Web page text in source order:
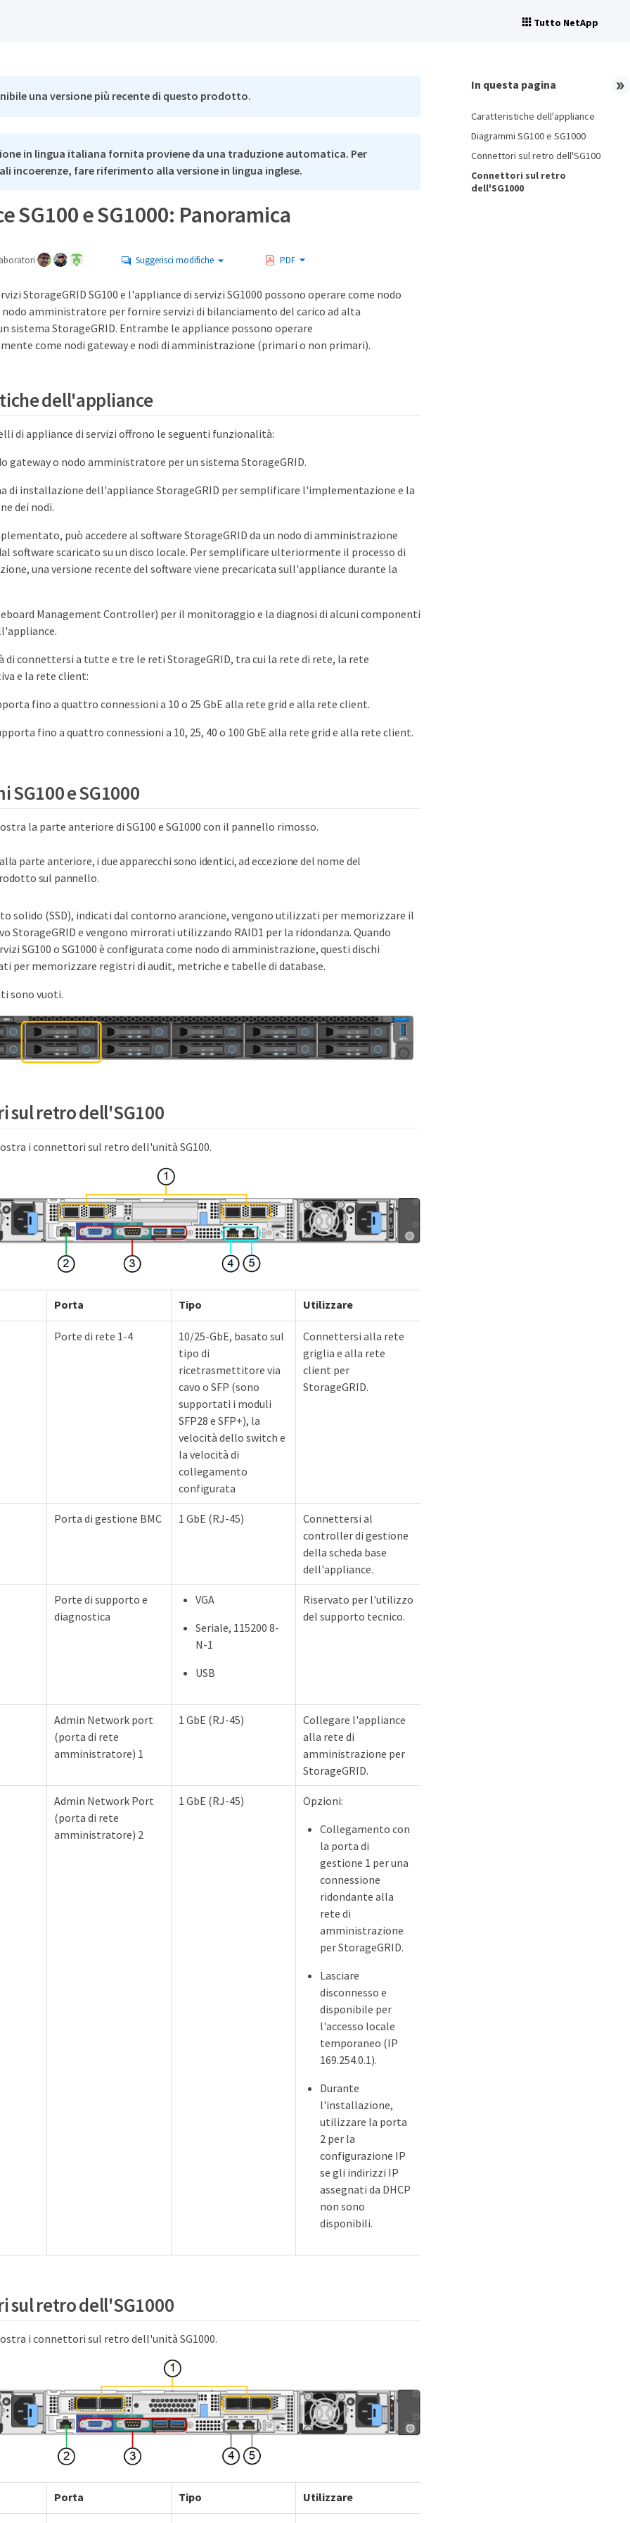
Tutto NetApp
una versione più recente di questo prodotto.
in lingua italiana fornita proviene da una traduzione automatica. Per
incoerenze, fare riferimento alla versione in lingua inglese.
SG100 e SG1000: Panoramica
Suggerisci modifiche PDF
StorageGRID SG100 e l'appliance di servizi SG1000 possono operare come nodo
nodo amministratore per fornire servizi di bilanciamento del carico ad alta
sistema StorageGRID. Entrambe le appliance possono operare
come nodi gateway e nodi di amministrazione (primari o non primari).
dell'appliance
di appliance di servizi offrono le seguenti funzionalità:
gateway o nodo amministratore per un sistema StorageGRID.
di installazione dell'appliance StorageGRID per semplificare l'implementazione e la
dei nodi.
può accedere al software StorageGRID da un nodo di amministrazione
software scaricato su un disco locale. Per semplificare ulteriormente il processo di
una versione recente del software viene precaricata sull'appliance durante la
Management Controller) per il monitoraggio e la diagnosi di alcuni componenti
di connettersi a tutte e tre le reti StorageGRID, tra cui la rete di rete, la rete
e la rete client:
fino a quattro connessioni a 10 o 25 GbE alla rete grid e alla rete client.
fino a quattro connessioni a 10, 25, 40 o 100 GbE alla rete grid e alla rete client.
SG100 e SG1000
la parte anteriore di SG100 e SG1000 con il pannello rimosso.
parte anteriore, i due apparecchi sono identici, ad eccezione del nome del
sul pannello.
solido (SSD), indicati dal contorno arancione, vengono utilizzati per memorizzare il
StorageGRID e vengono mirrorati utilizzando RAID1 per la ridondanza. Quando
SG100 o SG1000 è configurata come nodo di amministrazione, questi dischi
per memorizzare registri di audit, metriche e tabelle di database.
sono vuoti.
sul retro dell'SG100
i connettori sul retro dell'unità SG100.
Porta Tipo Utilizzare
Porte di rete 1-4
10/25-GbE, basato sul
tipo di
ricetrasmettitore via
cavo o SFP (sono
supportati i moduli
SFP28 e SFP+), la
velocità dello switch e
la velocità di
collegamento
configurata
Connettersi alla rete
griglia e alla rete
client per
StorageGRID.
Porta di gestione BMC 1 GbE (RJ-45)
Connettersi al
controller di gestione
della scheda base
dell'appliance.
Porte di supporto e
diagnostica
VGA
Seriale, 115200 8-
N-1
USB
Riservato per l'utilizzo
del supporto tecnico.
Admin Network port
(porta di rete
amministratore) 1
1 GbE (RJ-45)
Collegare l'appliance
alla rete di
amministrazione per
StorageGRID.
Admin Network Port
(porta di rete
amministratore) 2
1 GbE (RJ-45)
Opzioni:
Collegamento con
la porta di
gestione 1 per una
connessione
ridondante alla
rete di
amministrazione
per StorageGRID.
Lasciare
disconnesso e
disponibile per
l'accesso locale
temporaneo (IP
169.254.0.1).
Durante
l'installazione,
utilizzare la porta
2 per la
configurazione IP
se gli indirizzi IP
assegnati da DHCP
non sono
disponibili.
sul retro dell'SG1000
i connettori sul retro dell'unità SG1000.
Porta Tipo Utilizzare
In questa pagina
Caratteristiche dell'appliance
Diagrammi SG100 e SG1000
Connettori sul retro dell'SG100
Connettori sul retro
dell'SG1000